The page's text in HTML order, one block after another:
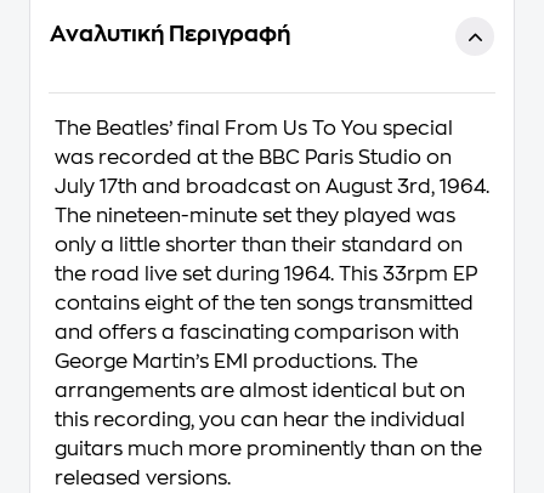
Αναλυτική Περιγραφή
The Beatles’ final From Us To You special
was recorded at the BBC Paris Studio on
July 17th and broadcast on August 3rd, 1964.
The nineteen-minute set they played was
only a little shorter than their standard on
the road live set during 1964. This 33rpm EP
contains eight of the ten songs transmitted
and offers a fascinating comparison with
George Martin’s EMI productions. The
arrangements are almost identical but on
this recording, you can hear the individual
guitars much more prominently than on the
released versions.